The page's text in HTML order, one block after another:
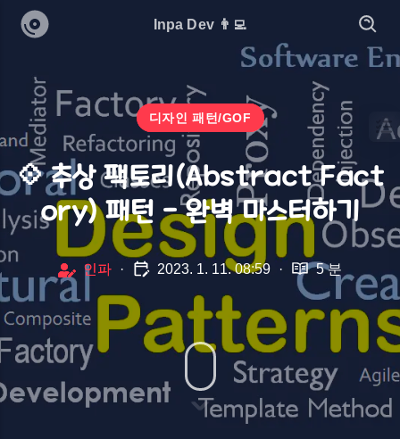
디자인 패턴/GOF
💠 추상 팩토리(Abstract Fact
ory) 패턴 - 완벽 마스터하기
인파 · 2023. 1. 11. 08:59 · 5 분
Inpa Dev 👨‍💻